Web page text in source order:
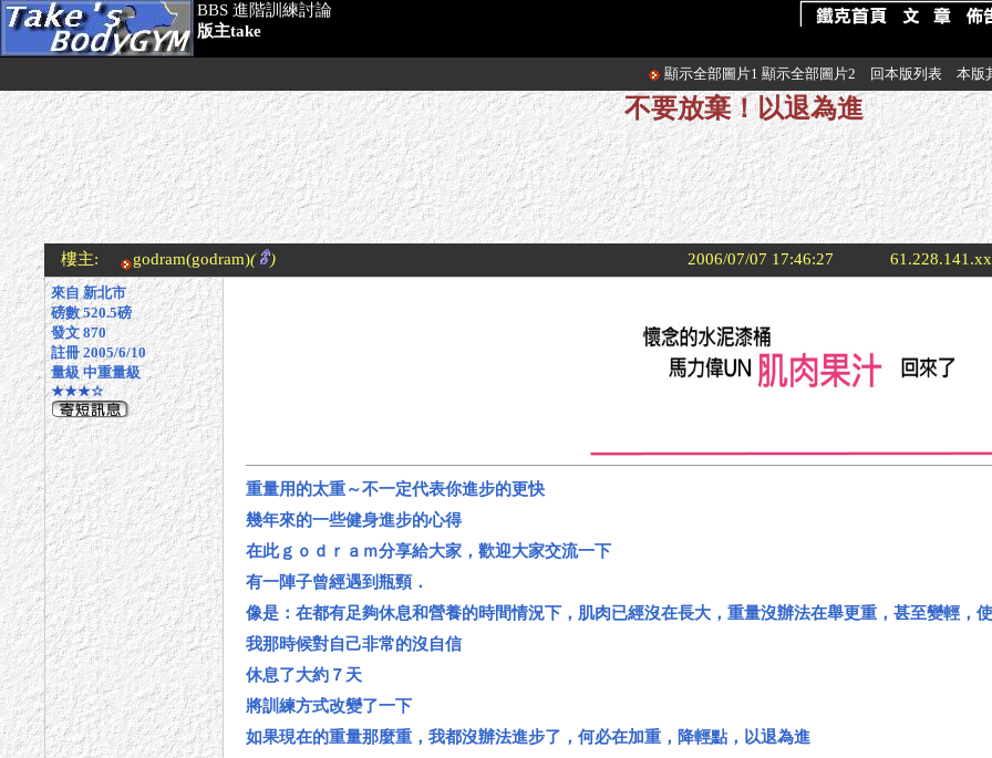
BBS 進階訓練討論
版主take
顯示全部圖片1 顯示全部圖片2 回本版列表 本版
不要放棄！以退為進
樓主: godram(godram)( ) 2006/07/07 17:46:27
來自 新北市
磅數 520.5磅
發文 870
註冊 2005/6/10
量級 中重量級
★★★☆
重量用的太重～不一定代表你進步的更快
幾年來的一些健身進步的心得
在此ｇｏｄｒａｍ分享給大家，歡迎大家交流一下
有一陣子曾經遇到瓶頸．
像是：在都有足夠休息和營養的時間情況下，肌肉已經沒在長大，重量沒辦法在舉更重，甚至變輕，
我那時候對自己非常的沒自信
休息了大約７天
將訓練方式改變了一下
如果現在的重量那麼重，我都沒辦法進步了，何必在加重，降輕點，以退為進